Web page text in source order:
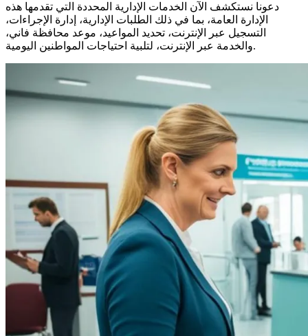
دعونا نستكشف الآن الخدمات الإدارية المحددة التي تقدمها هذه
الإدارة العامة، بما في ذلك الطلبات الإدارية، إدارة الإجراءات،
التسجيل عبر الإنترنت، تحديد المواعيد، موعد محافظة فاني،
والخدمة عبر الإنترنت، لتلبية احتياجات المواطنين اليومية.